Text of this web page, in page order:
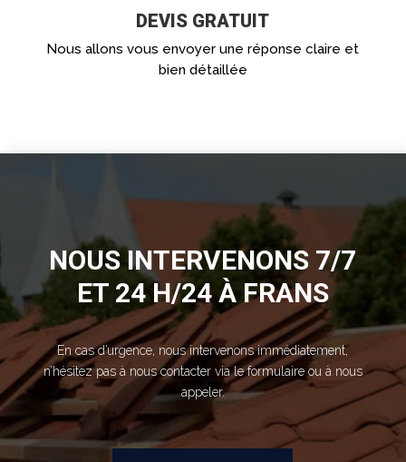
DEVIS GRATUIT
Nous allons vous envoyer une réponse claire et
bien détaillée
NOUS INTERVENONS 7/7
ET 24 H/24 À FRANS
En cas d’urgence, nous intervenons immédiatement,
n’hésitez pas à nous contacter via le formulaire ou à nous
appeler.